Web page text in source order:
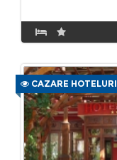
CAZARE HOTELURI